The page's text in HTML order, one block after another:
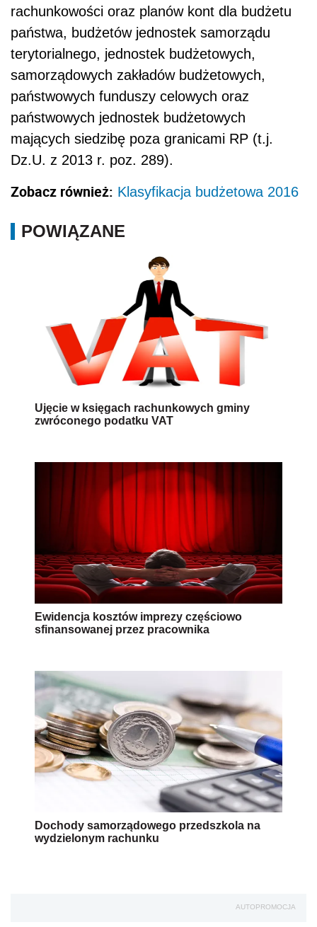
rachunkowości oraz planów kont dla budżetu
państwa, budżetów jednostek samorządu
terytorialnego, jednostek budżetowych,
samorządowych zakładów budżetowych,
państwowych funduszy celowych oraz
państwowych jednostek budżetowych
mających siedzibę poza granicami RP (t.j.
Dz.U. z 2013 r. poz. 289).
Zobacz również: Klasyfikacja budżetowa 2016
POWIĄZANE
Ujęcie w księgach rachunkowych gminy
zwróconego podatku VAT
Ewidencja kosztów imprezy częściowo
sfinansowanej przez pracownika
Dochody samorządowego przedszkola na
wydzielonym rachunku
AUTOPROMOCJA